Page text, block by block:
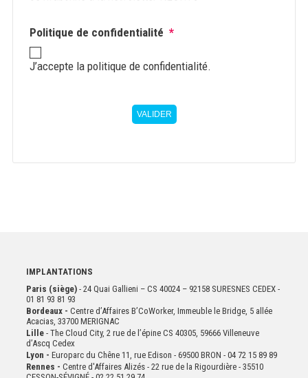
Politique de confidentialité *
J’accepte la politique de confidentialité.
VALIDER
IMPLANTATIONS
Paris (siège) - 24 Quai Gallieni – CS 40024 – 92158 SURESNES CEDEX -
01 81 93 81 93
Bordeaux - Centre d’Affaires B’CoWorker, Immeuble le Bridge, 5 allée
Acacias, 33700 MERIGNAC
Lille- The Cloud City, 2 rue de l’épine CS 40305, 59666 Villeneuve
d’Ascq Cedex
Lyon - Europarc du Chêne 11, rue Edison - 69500 BRON - 04 72 15 89 89
Rennes - Centre d'Affaires Alizés - 22 rue de la Rigourdière - 35510